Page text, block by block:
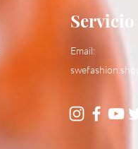
Email: